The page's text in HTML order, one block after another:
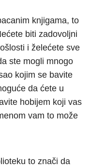
knjigama, to
biti zadovoljni
i želećete sve
ste mogli mnogo
kojim se bavite
da ćete u
hobijem koji vas
vam to može
to znači da